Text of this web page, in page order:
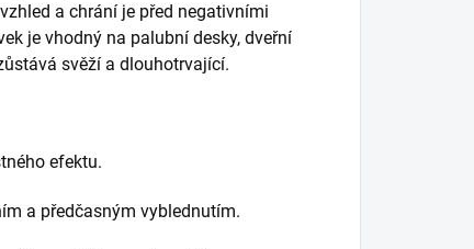
a chrání je před negativními
je vhodný na palubní desky, dveřní
svěží a dlouhotrvající.
efektu.
a předčasným vyblednutím.